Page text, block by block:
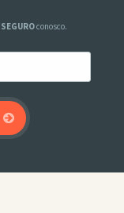
SEGUROconosco.